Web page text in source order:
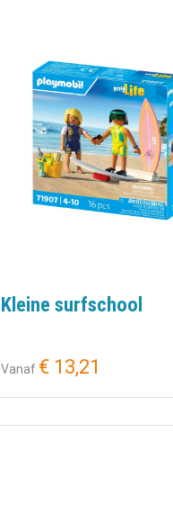
Kleine surfschool
Vanaf € 13,21